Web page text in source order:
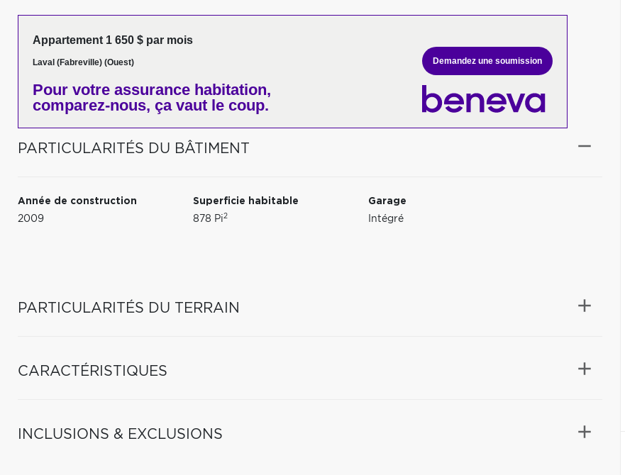
Appartement 1 650 $ par mois
Laval (Fabreville) (Ouest)
Pour votre assurance habitation,
comparez-nous, ça vaut le coup.
Demandez une soumission
PARTICULARITÉS DU BÂTIMENT
Année de construction
2009
Superficie habitable
878 Pi2
Garage
Intégré
PARTICULARITÉS DU TERRAIN
CARACTÉRISTIQUES
INCLUSIONS & EXCLUSIONS